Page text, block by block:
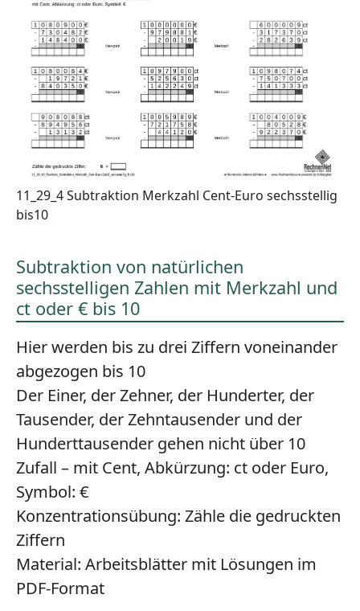
11_29_4 Subtraktion Merkzahl Cent-Euro sechsstellig
bis10
Subtraktion von natürlichen
sechsstelligen Zahlen mit Merkzahl und
ct oder € bis 10
Hier werden bis zu drei Ziffern voneinander
abgezogen bis 10
Der Einer, der Zehner, der Hunderter, der
Tausender, der Zehntausender und der
Hunderttausender gehen nicht über 10
Zufall – mit Cent, Abkürzung: ct oder Euro,
Symbol: €
Konzentrationsübung: Zähle die gedruckten
Ziffern
Material: Arbeitsblätter mit Lösungen im
PDF-Format